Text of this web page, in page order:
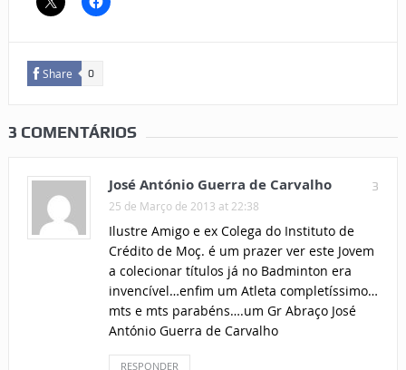
Share 0
3 COMENTÁRIOS
3
José António Guerra de Carvalho
25 de Março de 2013 at 22:38
Ilustre Amigo e ex Colega do Instituto de
Crédito de Moç. é um prazer ver este Jovem
a colecionar títulos já no Badminton era
invencível…enfim um Atleta completíssimo…
mts e mts parabéns….um Gr Abraço José
António Guerra de Carvalho
RESPONDER